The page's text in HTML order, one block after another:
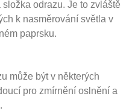
odrazu. Je to zvláště
k nasměrování světla v
paprsku.
může být v některých
pro zmírnění oslnění a